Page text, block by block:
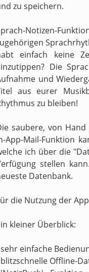
zu speichern.
Notizen-
einfach keine
Die
und
aus eurer
zu bleiben!
saubere, von
App-Mail-Funktion
ich über die
stellen
Datenbank.
die Nutzung der
kleiner Überblick:
einfache
Offline-